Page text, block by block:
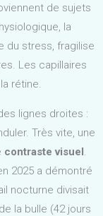
de sujets
la
du stress, fragilise
Les capillaires
rétine.
lignes droites :
Très vite, une
contraste visuel.
2025 a démontré
nocturne divisait
la bulle (42 jours